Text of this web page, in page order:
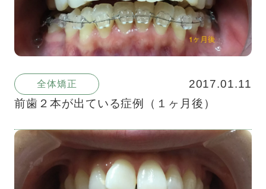
全体矯正
2017.01.11
前歯２本が出ている症例（１ヶ月後）